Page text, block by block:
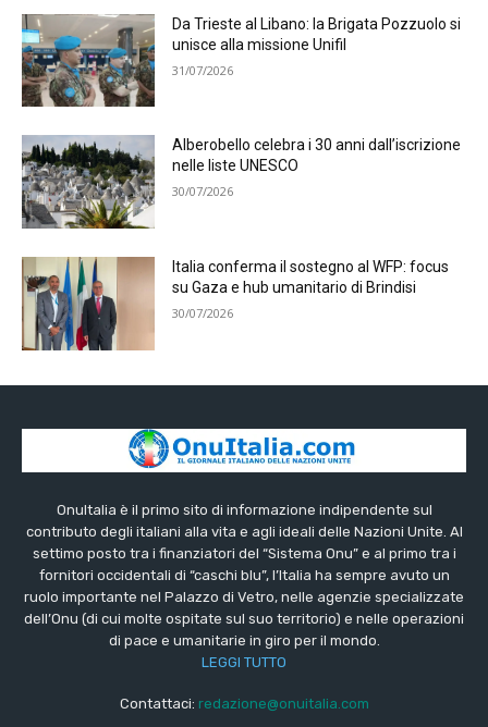
Da Trieste al Libano: la Brigata Pozzuolo si
unisce alla missione Unifil
31/07/2026
Alberobello celebra i 30 anni dall’iscrizione
nelle liste UNESCO
30/07/2026
Italia conferma il sostegno al WFP: focus
su Gaza e hub umanitario di Brindisi
30/07/2026
OnuItalia è il primo sito di informazione indipendente sul
contributo degli italiani alla vita e agli ideali delle Nazioni Unite. Al
settimo posto tra i finanziatori del “Sistema Onu” e al primo tra i
fornitori occidentali di “caschi blu”, l’Italia ha sempre avuto un
ruolo importante nel Palazzo di Vetro, nelle agenzie specializzate
dell’Onu (di cui molte ospitate sul suo territorio) e nelle operazioni
di pace e umanitarie in giro per il mondo.
LEGGI TUTTO
Contattaci: redazione@onuitalia.com